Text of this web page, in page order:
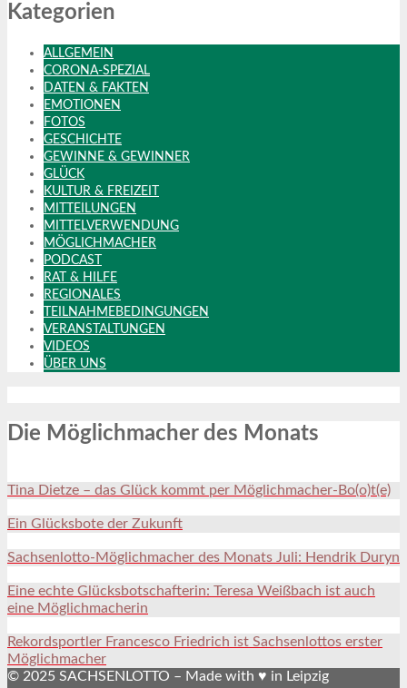
Kategorien
ALLGEMEIN
CORONA-SPEZIAL
DATEN & FAKTEN
EMOTIONEN
FOTOS
GESCHICHTE
GEWINNE & GEWINNER
GLÜCK
KULTUR & FREIZEIT
MITTEILUNGEN
MITTELVERWENDUNG
MÖGLICHMACHER
PODCAST
RAT & HILFE
REGIONALES
TEILNAHMEBEDINGUNGEN
VERANSTALTUNGEN
VIDEOS
ÜBER UNS
Die Möglichmacher des Monats
Tina Dietze – das Glück kommt per Möglichmacher-Bo(o)t(e)
Ein Glücksbote der Zukunft
Sachsenlotto-Möglichmacher des Monats Juli: Hendrik Duryn
Eine echte Glücksbotschafterin: Teresa Weißbach ist auch
eine Möglichmacherin
Rekordsportler Francesco Friedrich ist Sachsenlottos erster
Möglichmacher
© 2025 SACHSENLOTTO – Made with ♥ in Leipzig